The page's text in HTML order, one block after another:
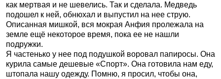
как мертвая и не шевелись. Так и сделала. Медведь
подошел к ней, обнюхал и выпустил на нее струю.
Описанная мишкой, вся мокрая Анфия пролежала на
земле ещё некоторое время, пока ее не нашли
подружки.
Я частенько у нее под подушкой воровал папиросы. Она
курила самые дешевые «Спорт». Она готовила нам еду,
штопала нашу одежду. Помню, я просил, чтобы она,